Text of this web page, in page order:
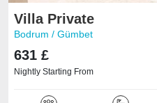
Villa Private
Bodrum / Gümbet
631 £
Nightly Starting From